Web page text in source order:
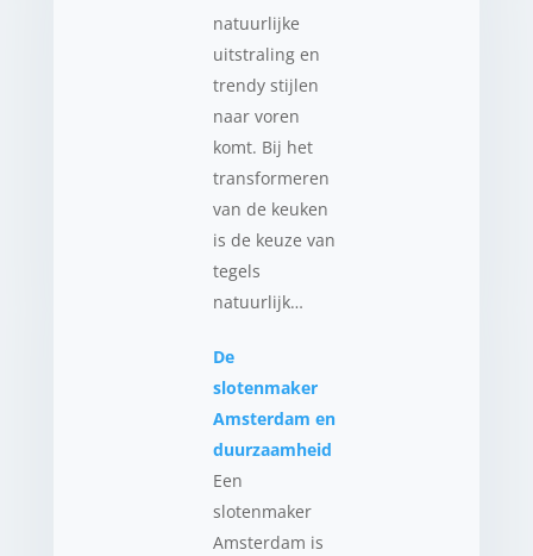
natuurlijke
uitstraling en
trendy stijlen
naar voren
komt. Bij het
transformeren
van de keuken
is de keuze van
tegels
natuurlijk…
De
slotenmaker
Amsterdam en
duurzaamheid
Een
slotenmaker
Amsterdam is